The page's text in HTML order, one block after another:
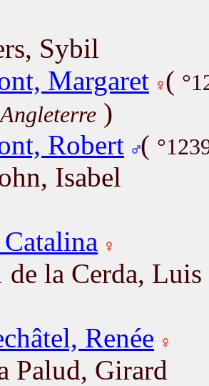
Sybil
Margaret (
Angleterre )
Robert (
Isabel
de la Cerda, Luis
Renée
Palud, Girard